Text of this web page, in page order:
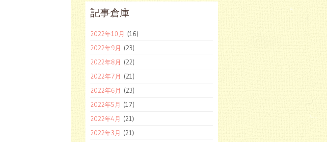
記事倉庫
2022年10月 (16)
2022年9月 (23)
2022年8月 (22)
2022年7月 (21)
2022年6月 (23)
2022年5月 (17)
2022年4月 (21)
2022年3月 (21)